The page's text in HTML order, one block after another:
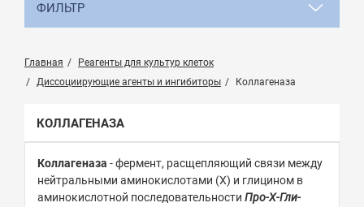
ФИЛЬТР
Главная
Реагенты для культур клеток
Диссоциирующие агенты и ингибиторы
Коллагеназа
КОЛЛАГЕНАЗА
Коллагеназа - фермент, расщепляющий связи между
нейтральными аминокислотами (X) и глицином в
аминокислотной последовательности Про-Х-Гли-